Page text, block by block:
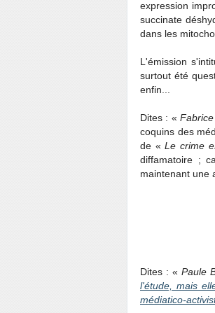
expression
succinate
dans les
L'émission
surtout été
enfin...
Dites : «
coquins des
de «Le crime
diffamatoire ;
maintenant une
Dites : « Paule
l'étude, mais
médiatico-